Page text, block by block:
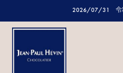
2026/07/31 令